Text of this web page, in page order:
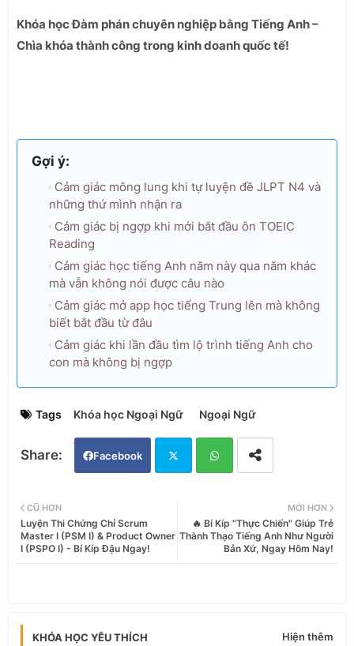
Khóa học Đàm phán chuyên nghiệp bằng Tiếng Anh –
Chìa khóa thành công trong kinh doanh quốc tế!
Gợi ý:
Cảm giác mông lung khi tự luyện đề JLPT N4 và
những thứ mình nhận ra
Cảm giác bị ngợp khi mới bắt đầu ôn TOEIC
Reading
Cảm giác học tiếng Anh năm này qua năm khác
mà vẫn không nói được câu nào
Cảm giác mở app học tiếng Trung lên mà không
biết bắt đầu từ đâu
Cảm giác khi lần đầu tìm lộ trình tiếng Anh cho
con mà không bị ngợp
Tags Khóa học Ngoại Ngữ Ngoại Ngữ
Facebook
ats
MỚI HƠN
🔥 Bí Kíp "Thực Chiến" Giúp Trẻ
Thành Thạo Tiếng Anh Như Người
Bản Xứ, Ngay Hôm Nay!
CŨ HƠN
Luyện Thi Chứng Chỉ Scrum
Master I (PSM I) & Product Owner
I (PSPO I) - Bí Kíp Đậu Ngay!
KHÓA HỌC YÊU THÍCH Hiện thêm